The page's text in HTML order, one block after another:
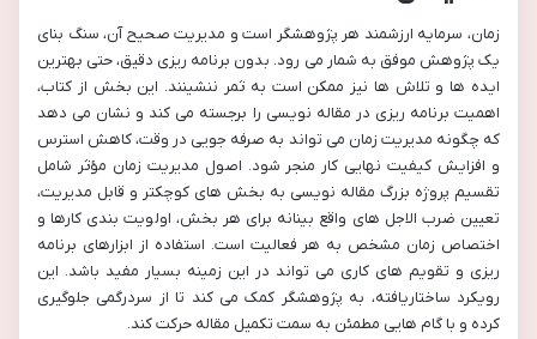
زمان، سرمایه ارزشمند هر پژوهشگر است و مدیریت صحیح آن، سنگ بنای
یک پژوهش موفق به شمار می رود. بدون برنامه ریزی دقیق، حتی بهترین
ایده ها و تلاش ها نیز ممکن است به ثمر ننشینند. این بخش از کتاب،
اهمیت برنامه ریزی در مقاله نویسی را برجسته می کند و نشان می دهد
که چگونه مدیریت زمان می تواند به صرفه جویی در وقت، کاهش استرس
و افزایش کیفیت نهایی کار منجر شود. اصول مدیریت زمان مؤثر شامل
تقسیم پروژه بزرگ مقاله نویسی به بخش های کوچکتر و قابل مدیریت،
تعیین ضرب الاجل های واقع بینانه برای هر بخش، اولویت بندی کارها و
اختصاص زمان مشخص به هر فعالیت است. استفاده از ابزارهای برنامه
ریزی و تقویم های کاری می تواند در این زمینه بسیار مفید باشد. این
رویکرد ساختاریافته، به پژوهشگر کمک می کند تا از سردرگمی جلوگیری
کرده و با گام هایی مطمئن به سمت تکمیل مقاله حرکت کند.